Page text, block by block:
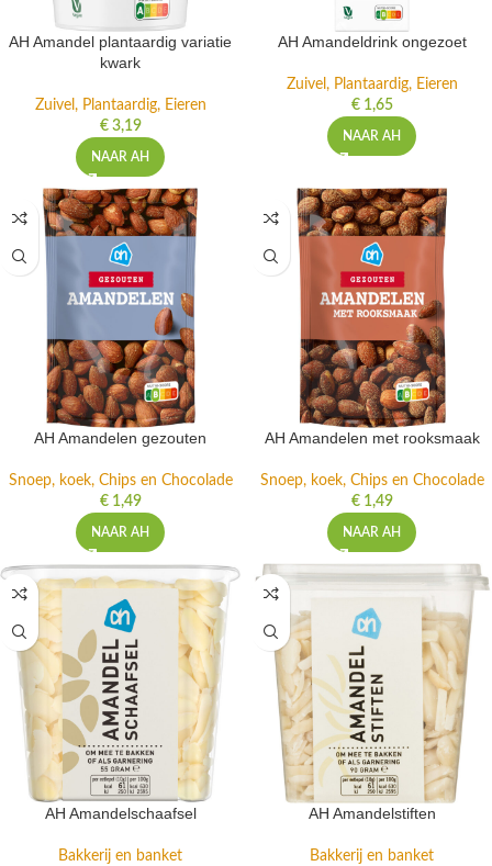
AH Amandel plantaardig variatie
kwark
Zuivel, Plantaardig, Eieren
€3,19
NAAR AH
AH Amandeldrink ongezoet
Zuivel, Plantaardig, Eieren
€1,65
NAAR AH
AH Amandelen gezouten
Snoep, koek, Chips en Chocolade
€1,49
NAAR AH
AH Amandelen met rooksmaak
Snoep, koek, Chips en Chocolade
€1,49
NAAR AH
AH Amandelschaafsel
Bakkerij en banket
AH Amandelstiften
Bakkerij en banket